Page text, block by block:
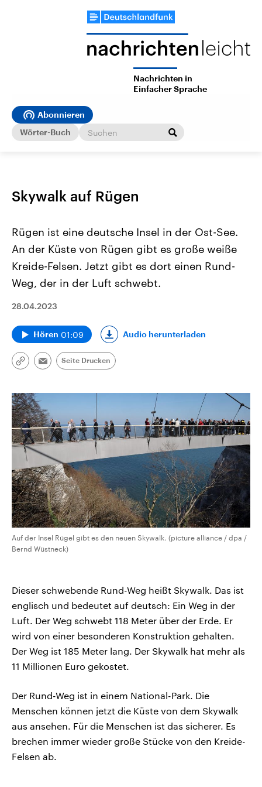
Nachrichten in
Einfacher Sprache
Abonnieren
Wörter-Buch
Skywalk auf Rügen
Rügen ist eine deutsche Insel in der Ost-See.
An der Küste von Rügen gibt es große weiße
Kreide-Felsen. Jetzt gibt es dort einen Rund-
Weg, der in der Luft schwebt.
28.04.2023
Hören 01:09 Audio herunterladen
Link
Email
Seite Drucken
Auf der Insel Rügel gibt es den neuen Skywalk. (picture alliance / dpa /
Bernd Wüstneck)
Dieser schwebende Rund-Weg heißt Skywalk. Das ist
englisch und bedeutet auf deutsch: Ein Weg in der
Luft. Der Weg schwebt 118 Meter über der Erde. Er
wird von einer besonderen Konstruktion gehalten.
Der Weg ist 185 Meter lang. Der Skywalk hat mehr als
11 Millionen Euro gekostet.
Der Rund-Weg ist in einem National-Park. Die
Menschen können jetzt die Küste von dem Skywalk
aus ansehen. Für die Menschen ist das sicherer. Es
brechen immer wieder große Stücke von den Kreide-
Felsen ab.